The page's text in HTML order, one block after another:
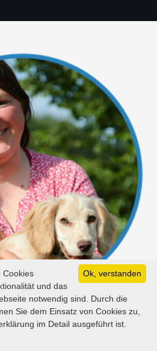
Ok, verstanden
Cookies
und das
notwendig sind. Durch die
Sie dem Einsatz von Cookies zu,
im Detail ausgeführt ist.